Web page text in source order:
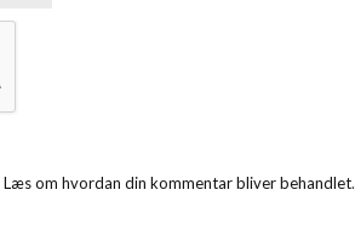
Læs om hvordan din kommentar bliver behandlet.